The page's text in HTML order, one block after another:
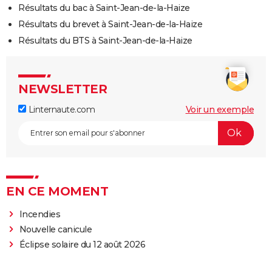
Résultats du bac à Saint-Jean-de-la-Haize
Résultats du brevet à Saint-Jean-de-la-Haize
Résultats du BTS à Saint-Jean-de-la-Haize
NEWSLETTER
Linternaute.com Voir un exemple
EN CE MOMENT
Incendies
Nouvelle canicule
Éclipse solaire du 12 août 2026